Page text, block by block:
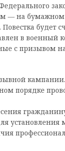
— на бумажном
будет
в военный
с призывом
кампании.
порядке